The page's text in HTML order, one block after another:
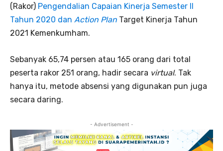
(Rakor) Pengendalian Capaian Kinerja Semester II
Tahun 2020 dan Action Plan Target Kinerja Tahun
2021 Kemenkumham.
Sebanyak 65,74 persen atau 165 orang dari total
peserta rakor 251 orang, hadir secara virtual. Tak
hanya itu, metode absensi yang digunakan pun juga
secara daring.
- Advertisement -